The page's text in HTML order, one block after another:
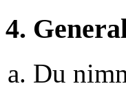
4.
Du